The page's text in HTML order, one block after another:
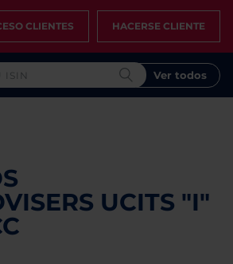
CLIENTES HACERSE CLIENTE
Ver todos
UCITS "I"